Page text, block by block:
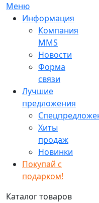
Меню
Информация
Компания
MMS
Новости
Форма
связи
Лучшие
предложения
Хиты
продаж
Новинки
Покупай с
подарком!
Каталог товаров